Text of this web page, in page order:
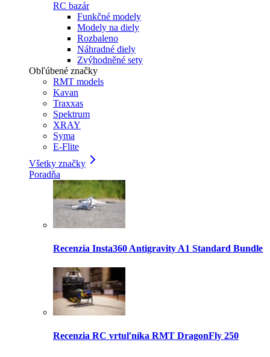
RC bazár
Funkčné modely
Modely na diely
Rozbaleno
Náhradné diely
Zvýhodněné sety
Obľúbené značky
RMT models
Kavan
Traxxas
Spektrum
XRAY
Syma
E-Flite
Všetky značky
Poradňa
Recenzia Insta360 Antigravity A1 Standard Bundle
Recenzia RC vrtuľníka RMT DragonFly 250